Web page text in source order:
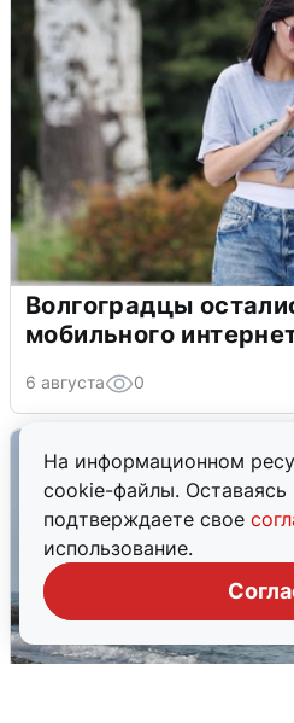
На информационном
cookie-файлы. Оставаясь
подтверждаете свое
использование.
Волгоградцы
мобильного
6 августа 0